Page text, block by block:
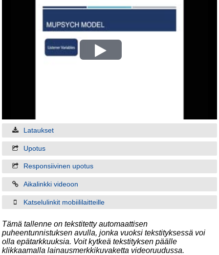
Play
Lataukset
Upotus
Responsiivinen upotus
Aikalinkki videoon
Katselulinkit mobiililaitteille
Tämä tallenne on tekstitetty automaattisen
puheentunnistuksen avulla, jonka vuoksi tekstityksessä voi
olla epätarkkuuksia. Voit kytkeä tekstityksen päälle
klikkaamalla lainausmerkkikuvaketta videoruudussa.